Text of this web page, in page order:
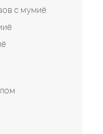
с мумиё